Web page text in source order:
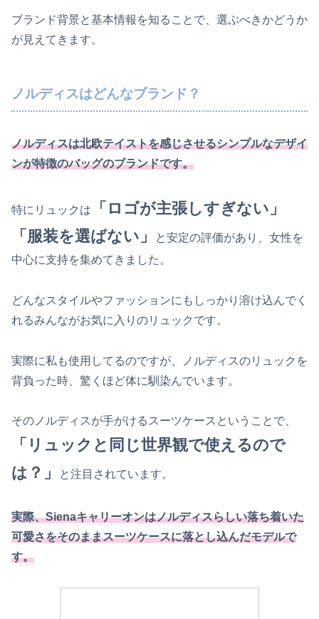
ブランド背景と基本情報を知ることで、選ぶべきかどうか
が見えてきます。
ノルディスはどんなブランド？
ノルディスは北欧テイストを感じさせるシンプルなデザイ
ンが特徴のバッグのブランドです。
特にリュックは
「ロゴが主張しすぎない」
「服装を選ばない」
と安定の評価があり、女性を
中心に支持を集めてきました。
どんなスタイルやファッションにもしっかり溶け込んでく
れるみんながお気に入りのリュックです。
実際に私も使用してるのですが、ノルディスのリュックを
背負った時、驚くほど体に馴染んでいます。
そのノルディスが手がけるスーツケースということで、
「リュックと同じ世界観で使えるので
は？」
と注目されています。
実際、Sienaキャリーオンはノルディスらしい落ち着いた
可愛さをそのままスーツケースに落とし込んだモデルで
す。